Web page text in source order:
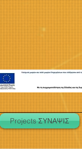
Projects ΣΥΝΑΨΙΣ